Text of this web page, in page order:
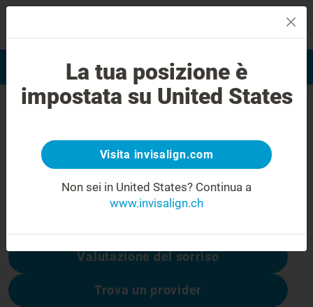
Valutazione del sorriso Trova Invisalign Provider
Errore 404
Non rimanere deluso
Questa pagina non è disponibile, altre sono:
Valutazione del sorriso
Trova un provider
La tua posizione è
impostata su United States
Visita invisalign.com
Non sei in United States? Continua a
www.invisalign.ch